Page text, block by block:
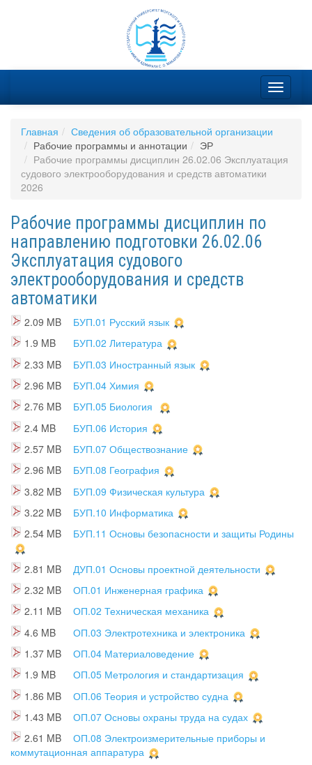
Главная
Сведения об образовательной организации
Рабочие программы и аннотации
ЭР
Рабочие программы дисциплин 26.02.06 Эксплуатация
судового электрооборудования и средств автоматики
2026
Рабочие программы дисциплин по
направлению подготовки 26.02.06
Эксплуатация судового
электрооборудования и средств
автоматики
2.09 MB
БУП.01 Русский язык
1.9 MB
БУП.02 Литература
2.33 MB
БУП.03 Иностранный язык
2.96 MB
БУП.04 Химия
2.76 MB
БУП.05 Биология
2.4 MB
БУП.06 История
2.57 MB
БУП.07 Обществознание
2.96 MB
БУП.08 География
3.82 MB
БУП.09 Физическая культура
3.22 MB
БУП.10 Информатика
2.54 MB
БУП.11 Основы безопасности и защиты Родины
2.81 MB
ДУП.01 Основы проектной деятельности
2.32 MB
ОП.01 Инженерная графика
2.11 MB
ОП.02 Техническая механика
4.6 MB
ОП.03 Электротехника и электроника
1.37 MB
ОП.04 Материаловедение
1.9 MB
ОП.05 Метрология и стандартизация
1.86 MB
ОП.06 Теория и устройство судна
1.43 MB
ОП.07 Основы охраны труда на судах
2.61 MB
ОП.08 Электроизмерительные приборы и
коммутационная аппаратура